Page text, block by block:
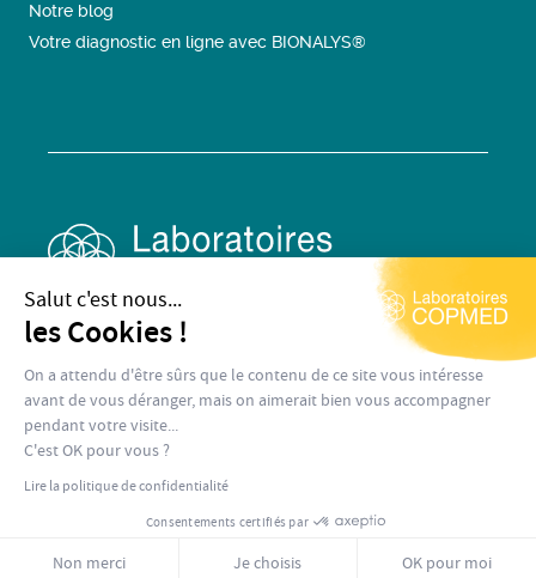
Salut c'est nous...
les Cookies !
On a attendu d'être sûrs que le contenu de ce site vous intéresse
avant de vous déranger, mais on aimerait bien vous accompagner
pendant votre visite...
C'est OK pour vous ?
Lire la politique de confidentialité
Consentements certifiés par
Non merci Je choisis OK pour moi
Notre blog
Votre diagnostic en ligne avec BIONALYS®
Mentions légales
Copyright © Laboratoires COPMED
Réalisation